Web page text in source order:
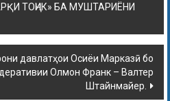
ТОҶИК» БА МУШТАРИЁНИ
давлатҳои Осиёи Марказӣ бо
Олмон Франк – Валтер
Штайнмайер.